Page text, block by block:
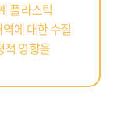
플라스틱
에 대한 수질
적 영향을